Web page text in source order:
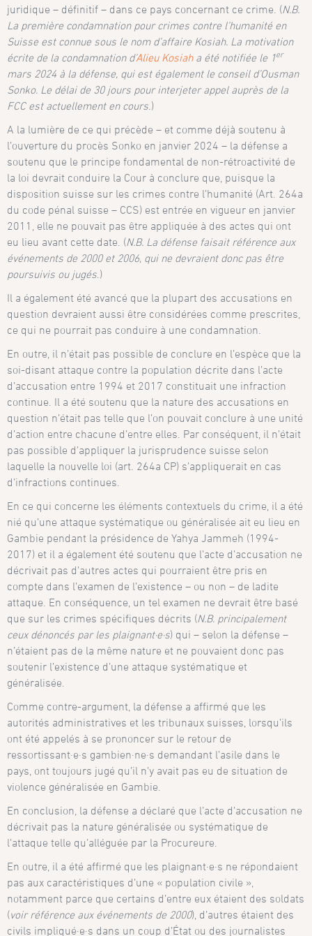
juridique – définitif – dans ce pays concernant ce crime. (N.B.
La première condamnation pour crimes contre l’humanité en
Suisse est connue sous le nom d’affaire Kosiah. La motivation
écrite de la condamnation d’Alieu Kosiaha été notifiée le 1er
mars 2024 à la défense, qui est également le conseil d’Ousman
Sonko. Le délai de 30 jours pour interjeter appel auprès de la
FCC est actuellement en cours .)
A la lumière de ce qui précède – et comme déjà soutenu à
l’ouverture du procès Sonko en janvier 2024 – la défense a
soutenu que le principe fondamental de non-rétroactivité de
la loi devrait conduire la Cour à conclure que, puisque la
disposition suisse sur les crimes contre l’humanité (Art. 264a
du code pénal suisse – CCS) est entrée en vigueur en janvier
2011, elle ne pouvait pas être appliquée à des actes qui ont
eu lieu avant cette date. (N.B. La défense faisait référence aux
événements de 2000 et 2006, qui ne devraient donc pas être
poursuivis ou jugés .)
Il a également été avancé que la plupart des accusations en
question devraient aussi être considérées comme prescrites,
ce qui ne pourrait pas conduire à une condamnation.
En outre, il n’était pas possible de conclure en l’espèce que la
soi-disant attaque contre la population décrite dans l’acte
d’accusation entre 1994 et 2017 constituait une infraction
continue. Il a été soutenu que la nature des accusations en
question n’était pas telle que l’on pouvait conclure à une unité
d’action entre chacune d’entre elles. Par conséquent, il n’était
pas possible d’appliquer la jurisprudence suisse selon
laquelle la nouvelle loi (art. 264a CP) s’appliquerait en cas
d’infractions continues.
En ce qui concerne les éléments contextuels du crime, il a été
nié qu’une attaque systématique ou généralisée ait eu lieu en
Gambie pendant la présidence de Yahya Jammeh (1994-
2017) et il a également été soutenu que l’acte d’accusation ne
décrivait pas d’autres actes qui pourraient être pris en
compte dans l’examen de l’existence – ou non – de ladite
attaque. En conséquence, un tel examen ne devrait être basé
que sur les crimes spécifiques décrits (N.B. principalement
ceux dénoncés par les plaignant·e·s) qui – selon la défense –
n’étaient pas de la même nature et ne pouvaient donc pas
soutenir l’existence d’une attaque systématique et
généralisée.
Comme contre-argument, la défense a affirmé que les
autorités administratives et les tribunaux suisses, lorsqu’ils
ont été appelés à se prononcer sur le retour de
ressortissant·e·s gambien·ne·s demandant l’asile dans le
pays, ont toujours jugé qu’il n’y avait pas eu de situation de
violence généralisée en Gambie.
En conclusion, la défense a déclaré que l’acte d’accusation ne
décrivait pas la nature généralisée ou systématique de
l’attaque telle qu’alléguée par la Procureure.
En outre, il a été affirmé que les plaignant·e·s ne répondaient
pas aux caractéristiques d’une « population civile »,
notamment parce que certains d’entre eux étaient des soldats
(voir référence aux événements de 2000), d’autres étaient des
civils impliqué·e·s dans un coup d’État ou des journalistes